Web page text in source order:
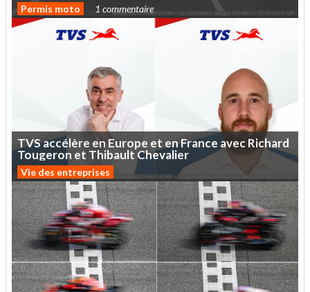
Permis moto 1 commentaire
TVSaccélère enEurope et enFrance avecRichard
Tougeron et Thibault Chevalier
Vie des entreprises